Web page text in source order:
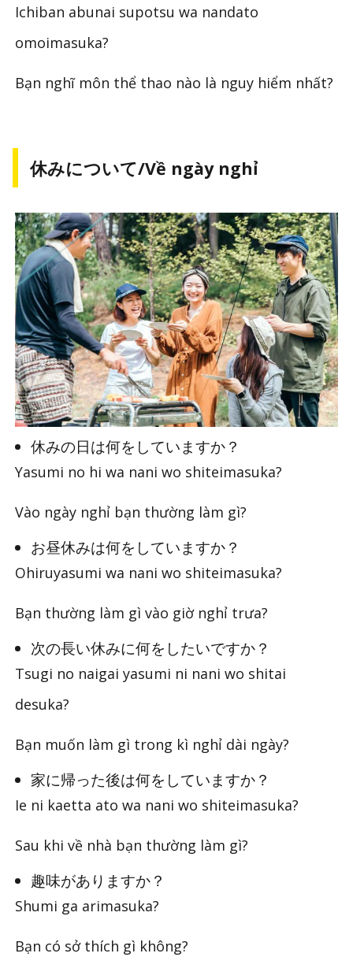
Ichiban abunai supotsu wa nandato
omoimasuka?
Bạn nghĩ môn thể thao nào là nguy hiểm nhất?
休みについて/Về ngày nghỉ
休みの日は何をしていますか？
Yasumi no hi wa nani wo shiteimasuka?
Vào ngày nghỉ bạn thường làm gì?
お昼休みは何をしていますか？
Ohiruyasumi wa nani wo shiteimasuka?
Bạn thường làm gì vào giờ nghỉ trưa?
次の長い休みに何をしたいですか？
Tsugi no naigai yasumi ni nani wo shitai
desuka?
Bạn muốn làm gì trong kì nghỉ dài ngày?
家に帰った後は何をしていますか？
Ie ni kaetta ato wa nani wo shiteimasuka?
Sau khi về nhà bạn thường làm gì?
趣味がありますか？
Shumi ga arimasuka?
Bạn có sở thích gì không?